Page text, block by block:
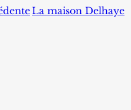
La maison Delhaye